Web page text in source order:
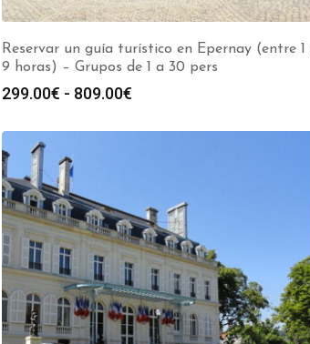
Reservar un guía turístico en Epernay (entre 1
9 horas) – Grupos de 1 a 30 pers
299.00€ - 809.00€
precios:
809.00€